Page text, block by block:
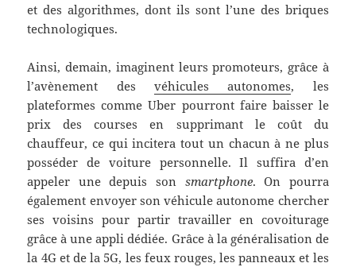
et des algorithmes, dont ils sont l’une des briques
technologiques.
Ainsi, demain, imaginent leurs promoteurs, grâce à
l’avènement des véhicules autonomes, les
plateformes comme Uber pourront faire baisser le
prix des courses en supprimant le coût du
chauffeur, ce qui incitera tout un chacun à ne plus
posséder de voiture personnelle. Il suffira d’en
appeler une depuis son smartphone. On pourra
également envoyer son véhicule autonome chercher
ses voisins pour partir travailler en covoiturage
grâce à une appli dédiée. Grâce à la généralisation de
la 4G et de la 5G, les feux rouges, les panneaux et les